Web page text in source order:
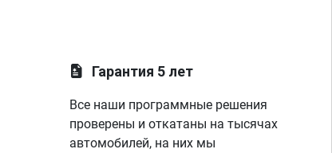
Гарантия 5 лет
Все наши программные решения
проверены и откатаны на тысячах
автомобилей, на них мы